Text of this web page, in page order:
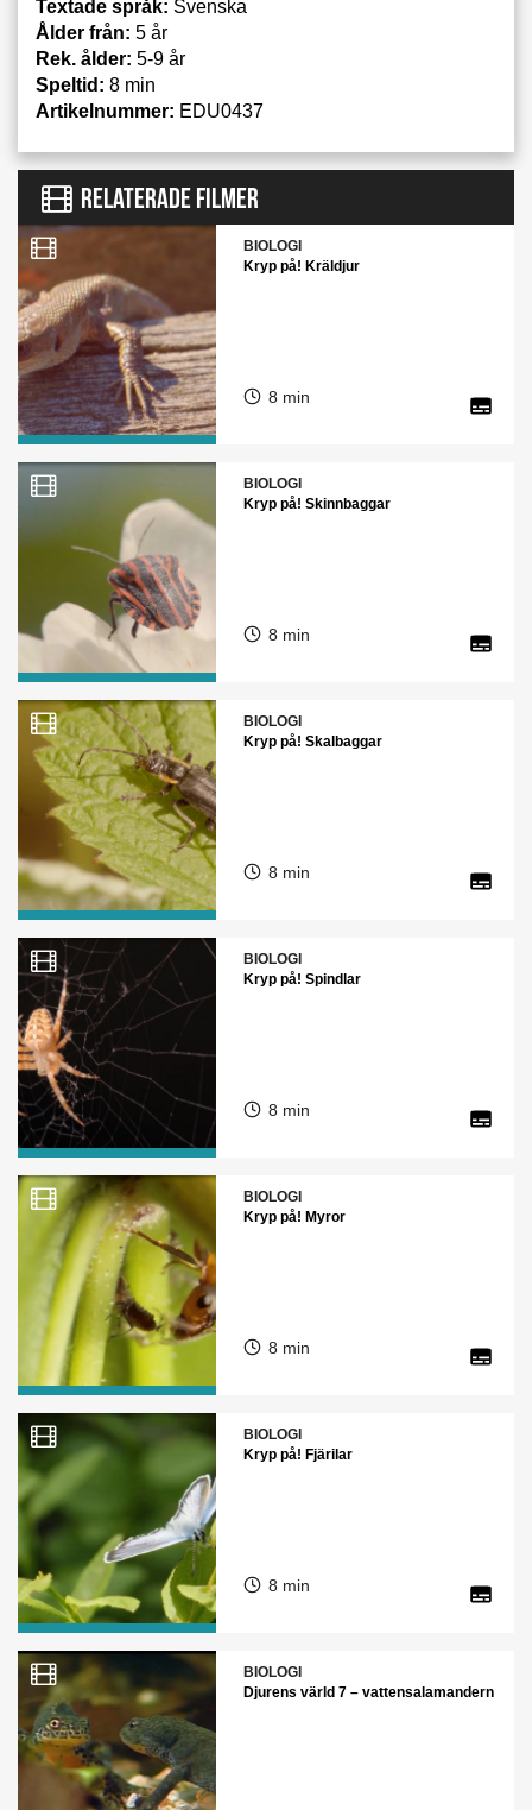
Textade språk: Svenska
Ålder från: 5 år
Rek. ålder: 5-9 år
Speltid: 8 min
Artikelnummer: EDU0437
RELATERADE FILMER
BIOLOGI
Kryp på! Kräldjur
8 min
BIOLOGI
Kryp på! Skinnbaggar
8 min
BIOLOGI
Kryp på! Skalbaggar
8 min
BIOLOGI
Kryp på! Spindlar
8 min
BIOLOGI
Kryp på! Myror
8 min
BIOLOGI
Kryp på! Fjärilar
8 min
BIOLOGI
Djurens värld 7 – vattensalamandern